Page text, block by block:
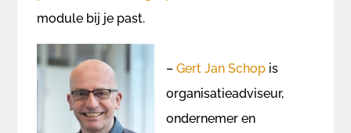
module bij je past.
–Gert Jan Schop is
organisatieadviseur,
ondernemer en